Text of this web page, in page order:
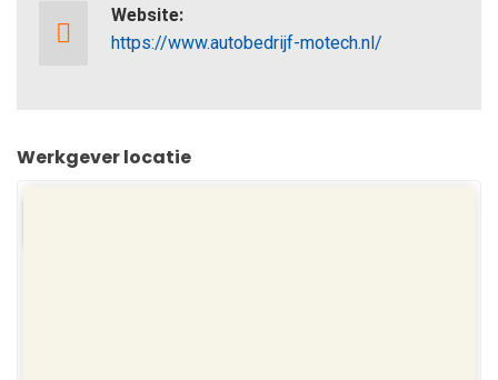
Website:
https://www.autobedrijf-motech.nl/
Werkgever locatie